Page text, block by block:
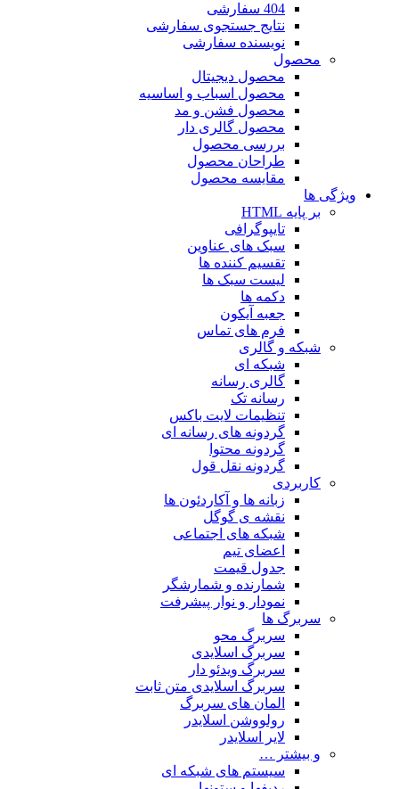
404 سفارشی
نتایج جستجوی سفارشی
نویسنده سفارشی
محصول
محصول دیجیتال
محصول اسباب و اساسیه
محصول فشن و مد
محصول گالری دار
بررسی محصول
طراحان محصول
مقایسه محصول
ویژگی ها
بر پایه HTML
تایپوگرافی
سبک های عناوین
تقسیم کننده ها
لیست سبک ها
دکمه ها
جعبه آیکون
فرم های تماس
شبکه و گالری
شبکه ای
گالری رسانه
رسانه تک
تنظیمات لایت باکس
گردونه های رسانه ای
گردونه محتوا
گردونه نقل قول
کاربردی
زبانه ها و آکاردئون ها
نقشه ی گوگل
شبکه های اجتماعی
اعضای تیم
جدول قیمت
شمارنده و شمارشگر
نمودار و نوار پیشرفت
سربرگ ها
سربرگ محو
سربرگ اسلایدی
سربرگ ویدئو دار
سربرگ اسلایدی متن ثابت
المان های سربرگ
رولووشن اسلایدر
لایر اسلایدر
و بیشتر …
سیستم های شبکه ای